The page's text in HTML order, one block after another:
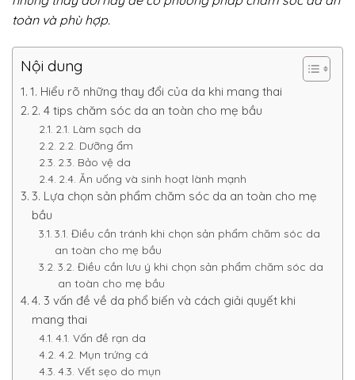
toàn và phù hợp.
Nội dung
1. Hiểu rõ những thay đổi của da khi mang thai
2. 4 tips chăm sóc da an toàn cho mẹ bầu
2.1. Làm sạch da
2.2. Dưỡng ẩm
2.3. Bảo vệ da
2.4. Ăn uống và sinh hoạt lành mạnh
3. Lựa chọn sản phẩm chăm sóc da an toàn cho mẹ
bầu
3.1. Điều cần tránh khi chọn sản phẩm chăm sóc da
an toàn cho mẹ bầu
3.2. Điều cần lưu ý khi chọn sản phẩm chăm sóc da
an toàn cho mẹ bầu
4. 3 vấn đề về da phổ biến và cách giải quyết khi
mang thai
4.1. Vấn đề rạn da
4.2. Mụn trứng cá
4.3. Vết sẹo do mụn